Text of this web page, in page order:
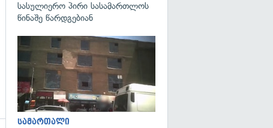
სასულიერო პირი სასამართლოს
წინაშე წარდგებიან
სამართალი